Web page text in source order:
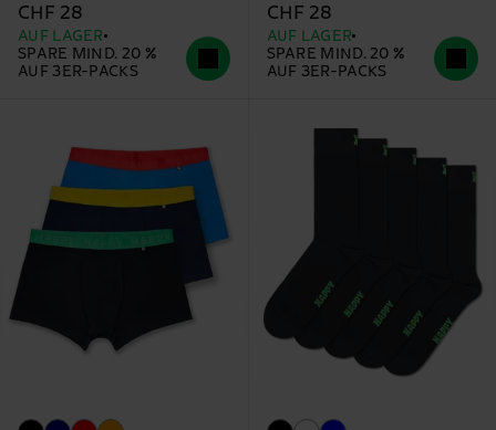
CHF 28
AUF LAGER
SPARE MIND. 20 %
AUF 3ER-PACKS
CHF 28
AUF LAGER
SPARE MIND. 20 %
AUF 3ER-PACKS